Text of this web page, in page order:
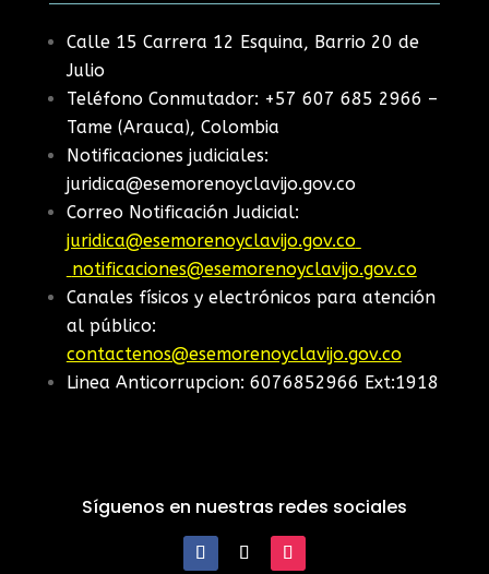
Calle 15 Carrera 12 Esquina, Barrio 20 de
Julio
Teléfono Conmutador: +57 607 685 2966 –
Tame (Arauca), Colombia
Notificaciones judiciales:
juridica@esemorenoyclavijo.gov.co
Correo Notificación Judicial:
juridica@esemorenoyclavijo.gov.co
notificaciones@esemorenoyclavijo.gov.co
Canales físicos y electrónicos para atención
al público:
contactenos@esemorenoyclavijo.gov.co
Linea Anticorrupcion: 6076852966 Ext:1918
Síguenos en nuestras redes sociales